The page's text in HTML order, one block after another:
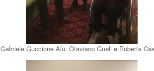
Gabriele Guccione Alù, Otaviano Gueli e Roberta